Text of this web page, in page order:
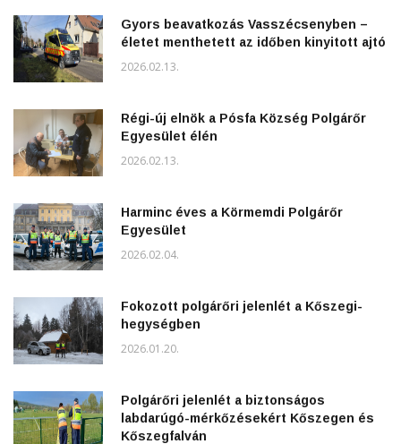
Gyors beavatkozás Vasszécsenyben –
életet menthetett az időben kinyitott ajtó
2026.02.13.
Régi-új elnök a Pósfa Község Polgárőr
Egyesület élén
2026.02.13.
Harminc éves a Körmemdi Polgárőr
Egyesület
2026.02.04.
Fokozott polgárőri jelenlét a Kőszegi-
hegységben
2026.01.20.
Polgárőri jelenlét a biztonságos
labdarúgó-mérkőzésekért Kőszegen és
Kőszegfalván